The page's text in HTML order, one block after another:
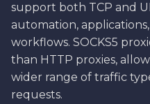
support both TCP and
automation,
workflows. SOCKS5
than HTTP proxies,
wider range of traffic
requests.